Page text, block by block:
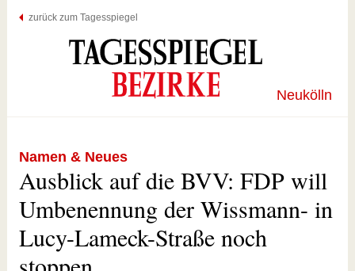
zurück zum Tagesspiegel
Neukölln
Namen & Neues
Ausblick auf die BVV: FDP will
Umbenennung der Wissmann- in
Lucy-Lameck-Straße noch